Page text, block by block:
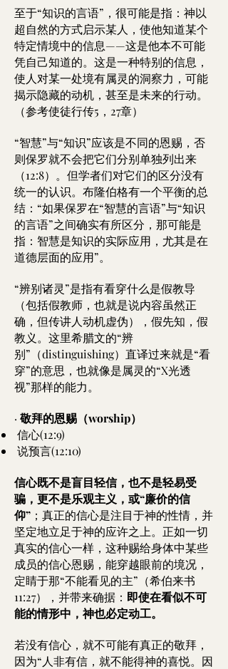
至于“知识的言语”，很可能是指：神以
超自然的方式启示某人，使他知道某个
特定情境中的信息——这是他本不可能
凭自己知道的。这是一种特别的信息，
使人对某一处境有属灵的洞察力，可能
揭示隐藏的动机，甚至是未来的行动。
（参考使徒行传5，27章）
“智慧”与“知识”应该是不同的恩赐，否
则保罗就不会把它们分别单独列出来
（12:8）。但学者们对它们的区分没有
统一的认识。布隆伯格有一个平衡的总
结：“如果保罗在“智慧的言语”与“知识
的言语”之间确实有所区分，那可能是
指：智慧是知识的实际应用，尤其是在
道德层面的应用”。
“辨别诸灵”是指有看穿什么是假教导
（包括假教师，也就是说内容虽然正
确，但传讲人动机虚伪），假先知，假
教义。这里希腊文的“辨
别”（distinguishing）直译过来就是“看
穿”的意思，也就像是属灵的“X光透
视”那样的能力。
· 敬拜的恩赐（worship）
信心(12:9)
说预言(12:10)
信心既不是盲目轻信，也不是轻易受
骗，更不是乐观主义，或“廉价的信
仰” ；真正的信心是注目于神的性情，并
坚定地立足于神的应许之上。正如一切
真实的信心一样，这种赐给身体中某些
成员的信心恩赐，能穿越眼前的境况，
定睛于那“不能看见的主”（希伯来书
11:27），并带来确据： 即使在看似不可
能的情形中，神也必定动工。
若没有信心，就不可能有真正的敬拜，
因为“人非有信，就不能得神的喜悦。因